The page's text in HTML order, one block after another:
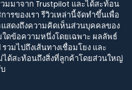
มมาจาก Trustpilot และได้สะท้อน
รของเรา รีวิวเหล่านี้จัดทำขึ้นเพื่อ
สดงถึงความคิดเห็นส่วนบุคคลของ
ใดข้อความหนึ่งโดยเฉพาะ ผลลัพธ์
มไปถึงเส้นทางเชื่อมโยง และ
ด้สะท้อนถึงสิ่งที่ลูกค้าโดยส่วนใหญ่